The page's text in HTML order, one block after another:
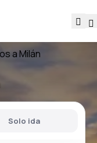
a Milán
Solo ida